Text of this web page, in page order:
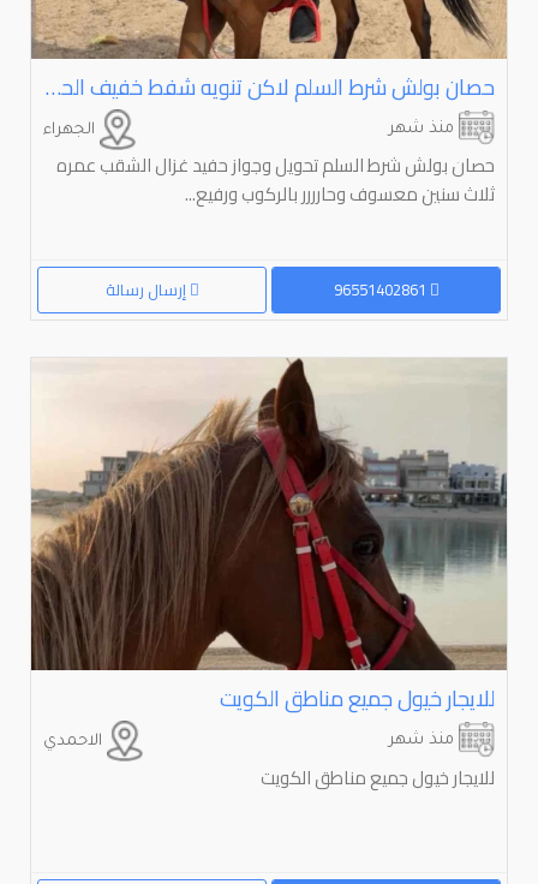
حصان بولش شرط السلم لاكن تنويه شفط خفيف الحصان وقاعد نعالجه منها
الجهراء منذ شهر
حصان بولش شرط السلم تحويل وجواز حفيد غزال الشقب عمره
ثلاث سنين معسوف وحارررر بالركوب ورفيع...
إرسال رسالة
للايجار خيول جميع مناطق الكويت
الاحمدي منذ شهر
للايجار خيول جميع مناطق الكويت